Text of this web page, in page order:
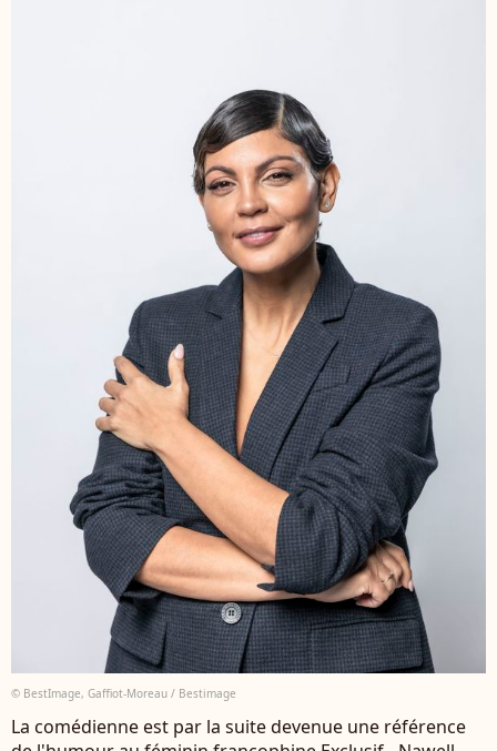
© BestImage, Gaffiot-Moreau / Bestimage
La comédienne est par la suite devenue une référence